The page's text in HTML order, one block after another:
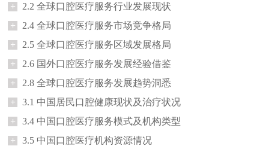
+
2.2 全球口腔医疗服务行业发展现状
+
2.4 全球口腔医疗服务市场竞争格局
+
2.5 全球口腔医疗服务区域发展格局
+
2.6 国外口腔医疗服务发展经验借鉴
+
2.8 全球口腔医疗服务发展趋势洞悉
+
3.1 中国居民口腔健康现状及治疗状况
+
3.4 中国口腔医疗服务模式及机构类型
+
3.5 中国口腔医疗机构资源情况